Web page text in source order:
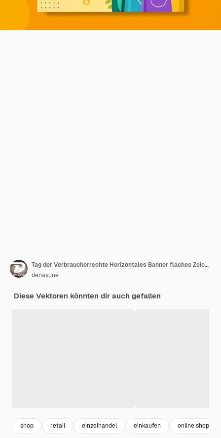
Tag der Verbraucherrechte Horizontales Banner flaches Zeichentrickfilm Handgezeichnete Vorlagen Hintergrundillustration
denayune
Diese Vektoren könnten dir auch gefallen
shop retail einzelhandel einkaufen online shop